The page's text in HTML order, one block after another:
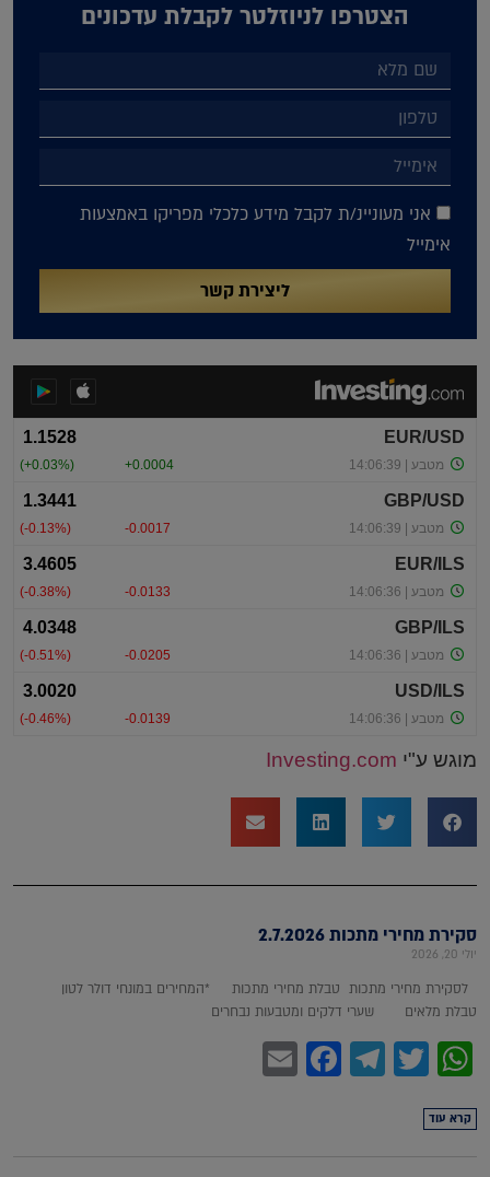
הצטרפו לניוזלטר לקבלת עדכונים
אני מעוניינ/ת לקבל מידע כלכלי מפריקו באמצעות
אימייל
ליצירת קשר
מוגש ע"י Investing.com
סקירת מחירי מתכות 2.7.2026
יולי 20, 2026
לסקירת מחירי מתכות טבלת מחירי מתכות *המחירים במונחי דולר לטון
טבלת מלאים שערי דלקים ומטבעות נבחרים
WhatsApp
Twitter
Telegram
Facebook
קרא עוד